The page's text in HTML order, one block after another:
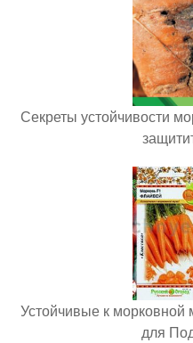
Секреты устойчивости
Устойчивые к морковной
для